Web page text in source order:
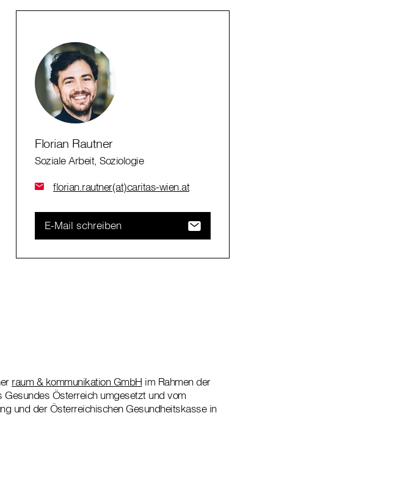
Florian Rautner
Soziale Arbeit, Soziologie
florian.rautner(at)caritas-wien.at
E-Mail schreiben
raum & kommunikation GmbH im Rahmen der
Gesundes Österreich umgesetzt und vom
und der Österreichischen Gesundheitskasse in